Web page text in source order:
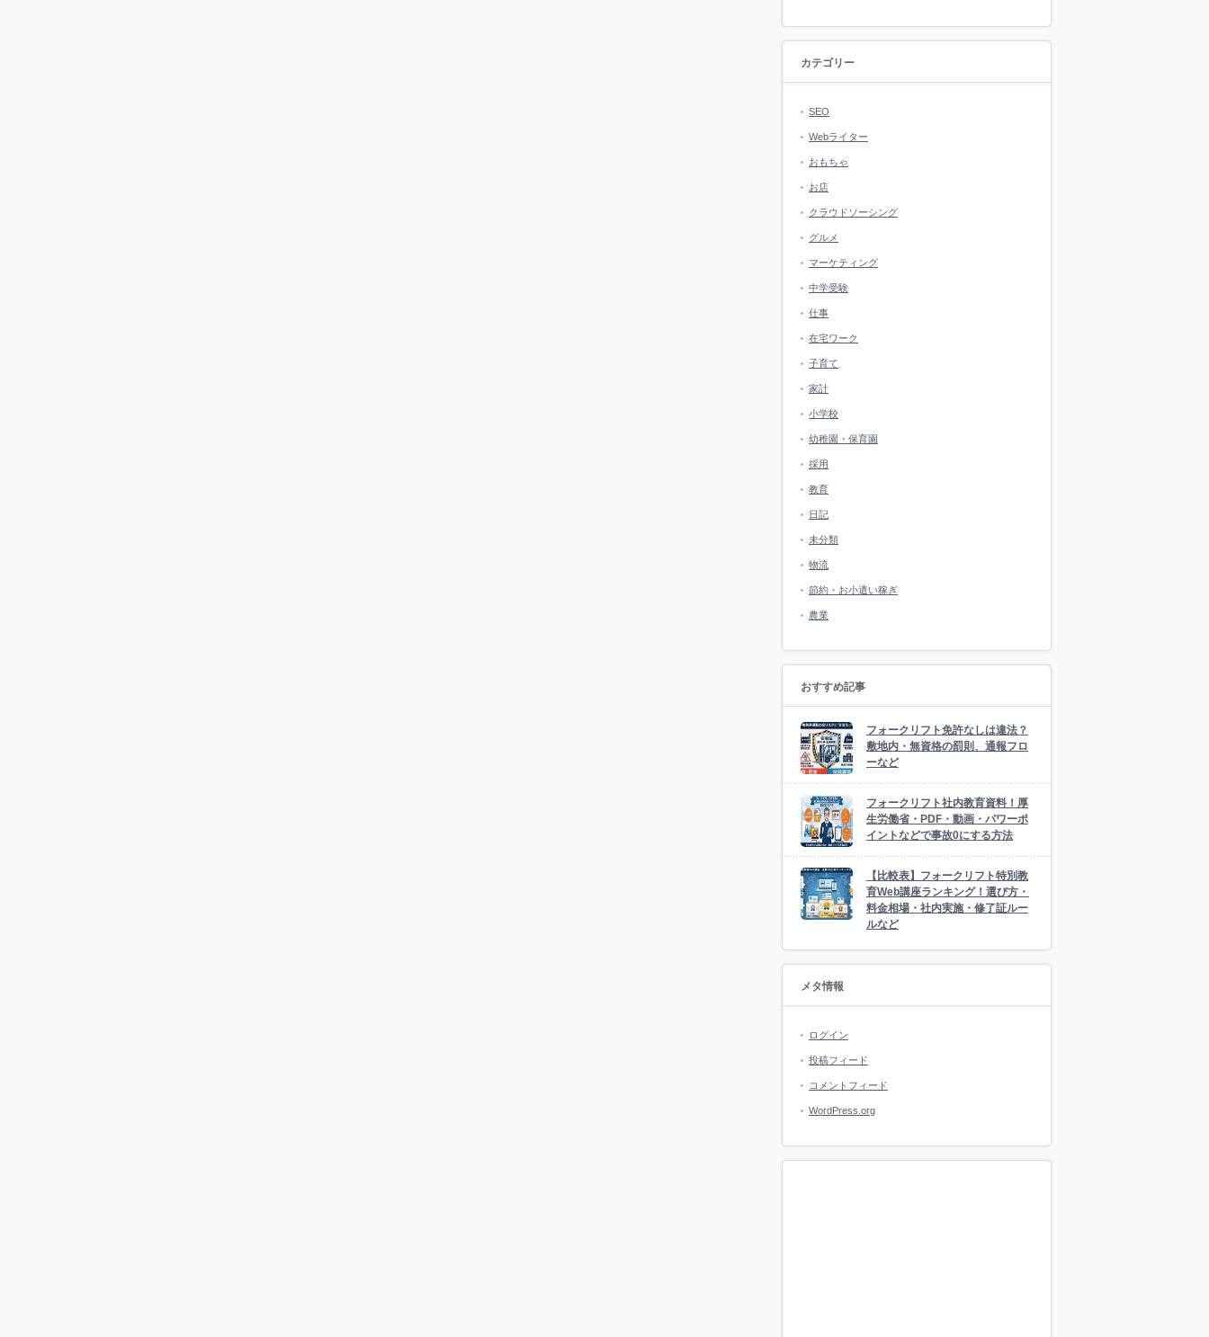
カテゴリー
SEO
Webライター
おもちゃ
お店
クラウドソーシング
グルメ
マーケティング
中学受験
仕事
在宅ワーク
子育て
家計
小学校
幼稚園・保育園
採用
教育
日記
未分類
物流
節約・お小遣い稼ぎ
農業
おすすめ記事
フォークリフト免許なしは違法？
敷地内・無資格の罰則、通報フロ
ーなど
フォークリフト社内教育資料！厚
生労働省・PDF・動画・パワーポ
イントなどで事故0にする方法
【比較表】フォークリフト特別教
育Web講座ランキング！選び方・
料金相場・社内実施・修了証ルー
ルなど
メタ情報
ログイン
投稿フィード
コメントフィード
WordPress.org